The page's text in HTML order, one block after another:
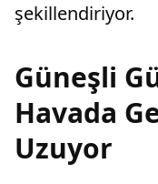
şekillendiriyor.
Güneşli
Havada
Uzuyor